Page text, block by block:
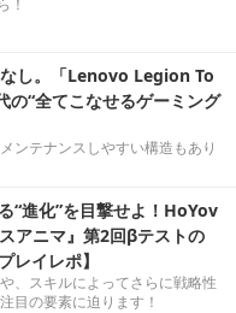
し。「Lenovo Legion To
“全てこなせるゲーミング
ンテナンスしやすい構造もあり
“進化”を目撃せよ！HoYov
アニマ』第2回βテストの
レイレポ】
、スキルによってさらに戦略性
目の要素に迫ります！